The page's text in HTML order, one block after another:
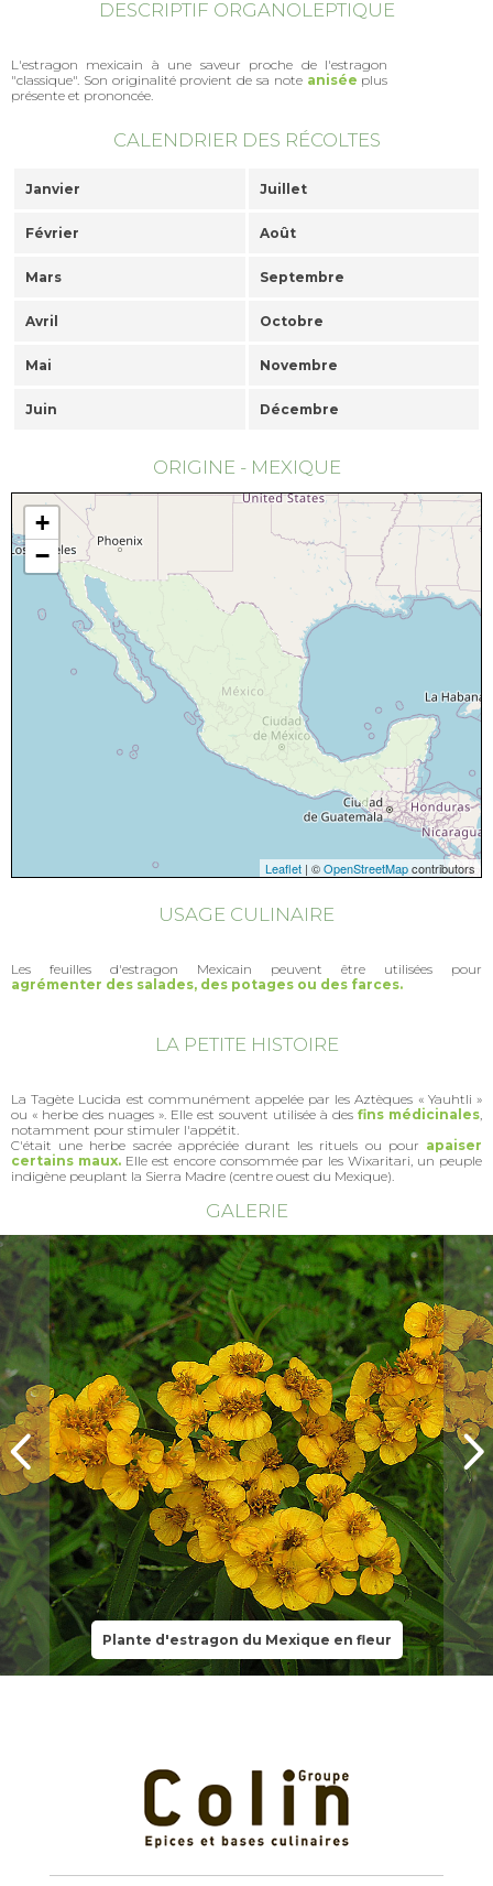
DESCRIPTIF ORGANOLEPTIQUE
L'estragon mexicain à une saveur proche de l'estragon
"classique". Son originalité provient de sa noteanisée plus
présente et prononcée.
CALENDRIER DES RÉCOLTES
Janvier Juillet
Février Août
Mars Septembre
Avril Octobre
Mai Novembre
Juin Décembre
ORIGINE - MEXIQUE
+
−
Leaflet | ©OpenStreetMapcontributors
USAGE CULINAIRE
Les feuilles d'estragon Mexicain peuvent être utilisées pour
agrémenter des salades, des potages ou des farces.
LA PETITE HISTOIRE
La Tagète Lucida est communément appelée par les Aztèques « Yauhtli »
ou « herbe des nuages ». Elle est souvent utilisée à des fins médicinales,
notamment pour stimuler l'appétit.
C'était une herbe sacrée appréciée durant les rituels ou pour apaiser
certains maux.Elle est encore consommée par les Wixaritari, un peuple
indigène peuplant la Sierra Madre (centre ouest du Mexique).
GALERIE
Plante d'estragon du Mexique en fleur